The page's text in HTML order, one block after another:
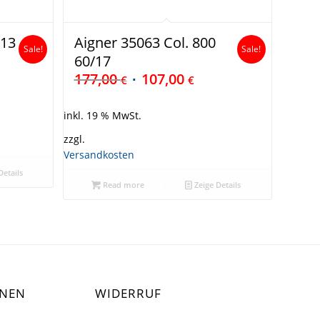
Sale!
Aigner 35063 Col. 800
60/17
177,00€ 107,00 €
Sale!
inkl. 19 % MwSt.
zzgl.
Versandkosten
Read more Zeige Details
WIDERRUF